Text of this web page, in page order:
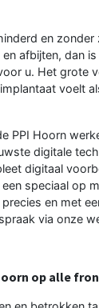
en zonder
afbijten, dan
u. Het grote
voelt
PPI Hoorn
digitale
digitaal
speciaal op
en met
via onze
op alle